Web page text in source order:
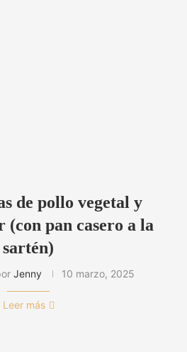
de pollo vegetal y
(con pan casero a la
sartén)
Jenny 10 marzo, 2025
Leer más